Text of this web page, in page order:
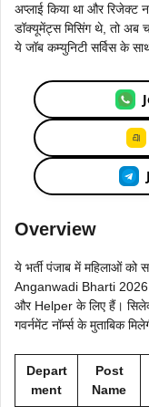
अप्लाई किया था और रिजेक्ट
डॉक्यूमेंट्स मिसिंग थे, तो अब
ये जॉब कम्युनिटी सर्विस के
Overview
ये भर्ती पंजाब में महिलाओं
Anganwadi Bharti
और Helper के लिए हैं।
गवर्नमेंट नॉर्म्स के मुताबिक
Depart
ment
Post
Name